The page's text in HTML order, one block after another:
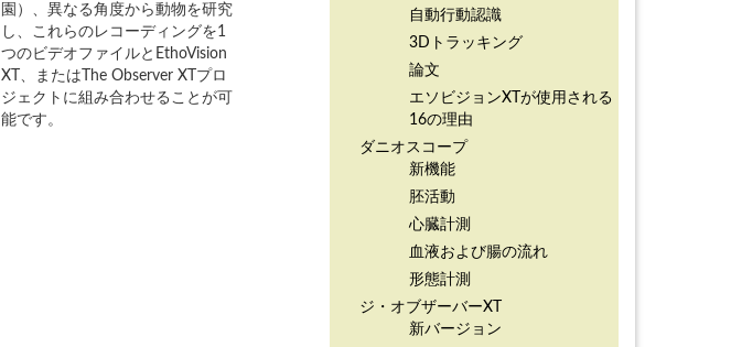
園）、異なる角度から動物を研究
し、これらのレコーディングを1
つのビデオファイルとEthoVision
XT、またはThe Observer XTプロ
ジェクトに組み合わせることが可
能です。
自動行動認識
3Dトラッキング
論文
エソビジョンXTが使用される
16の理由
ダニオスコープ
新機能
胚活動
心臓計測
血液および腸の流れ
形態計測
ジ・オブザーバーXT
新バージョン